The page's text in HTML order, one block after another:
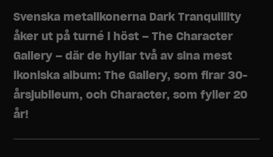
Svenska metalikonerna Dark Tranquillity
åker ut på turné i höst – The Character
Gallery – där de hyllar två av sina mest
ikoniska album: The Gallery, som firar 30-
årsjubileum, och Character, som fyller 20
år!